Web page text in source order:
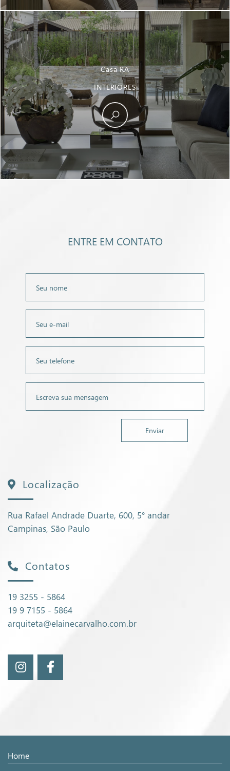
Casa RA
INTERIORES
Localização
Rua Rafael Andrade Duarte, 600, 5° andar
Campinas, São Paulo
Contatos
19 3255 - 5864
19 9 7155 - 5864
arquiteta@elainecarvalho.com.br
ENTRE EM CONTATO
Home